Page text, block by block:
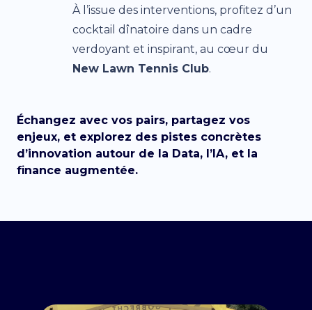
À l’issue des interventions, profitez d’un
cocktail dînatoire dans un cadre
verdoyant et inspirant, au cœur du
New Lawn Tennis Club.
Échangez avec vos pairs, partagez vos
enjeux, et explorez des pistes concrètes
d’innovation autour de la Data, l’IA, et la
finance augmentée.